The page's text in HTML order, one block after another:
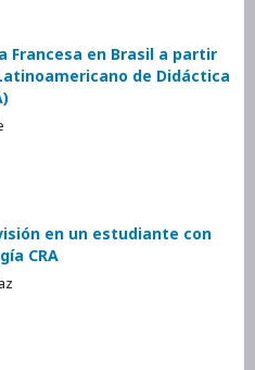
Francesa en Brasil a partir
de Didáctica
en un estudiante con
CRA